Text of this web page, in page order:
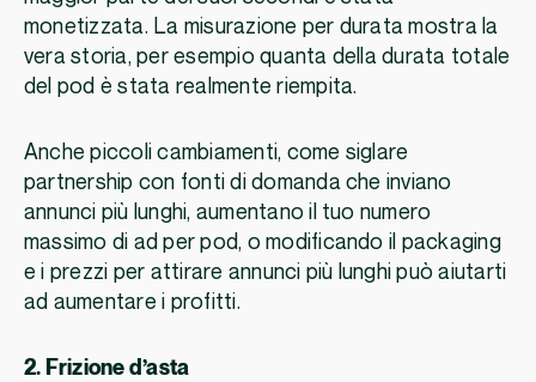
monetizzata. La misurazione per durata mostra la
vera storia, per esempio quanta della durata totale
del pod è stata realmente riempita.
Anche piccoli cambiamenti, come siglare
partnership con fonti di domanda che inviano
annunci più lunghi, aumentano il tuo numero
massimo di ad per pod, o modificando il packaging
e i prezzi per attirare annunci più lunghi può aiutarti
ad aumentare i profitti.
2. Frizione d’asta